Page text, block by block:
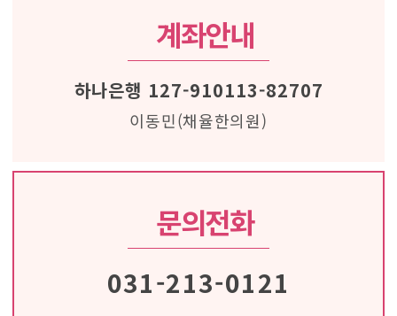
계좌안내
하나은행 127-910113-82707
이동민(채율한의원)
문의전화
031-213-0121